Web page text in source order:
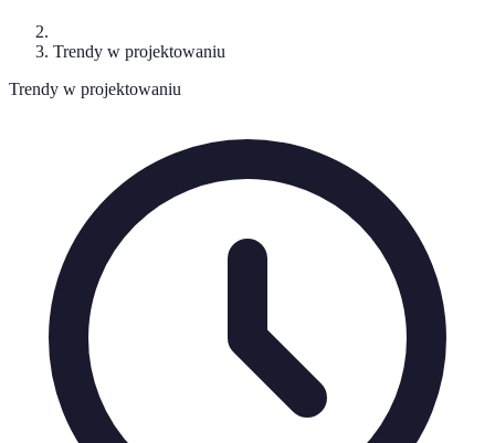
Trendy w projektowaniu
Trendy w projektowaniu